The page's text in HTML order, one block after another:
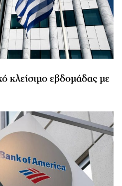
κλείσιμο εβδομάδας με